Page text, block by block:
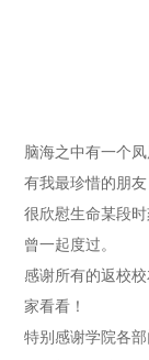
脑海之中有一个凤
有我最珍惜的朋友
很欣慰生命某段时
曾一起度过。
感谢所有的返校
家看看！
特别感谢学院各部